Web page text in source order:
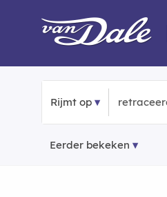
Rijmt op
Eerder bekeken